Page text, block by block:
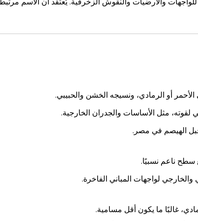
الأحمر أو الرمادي، ونسيجه الخشن والحبيبي.
لقوته، مثل الأساسات والجدران الخارجية.
الهيصم في مصر.
سطح ناعم نسبيًا.
لواجهات المباني الفاخرة.
غالبًا ما يكون أقل مسامية.